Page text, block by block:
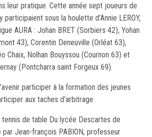
leur pratique. Cette année sept joueurs de
sous la houlette d’Annie LEROY,
AURA : Johan BRET (Sorbiers 42), Yohan
43), Corentin Deneuville (Orléat 63),
Chaix, Nolhan Bouyssou (Cournon 63) et
(Pontcharra saint Forgeux 69).
participer à la formation des jeunes
aux taches d’arbitrage.
de table Du lycée Descartes de
Jean-françois PABION, professeur